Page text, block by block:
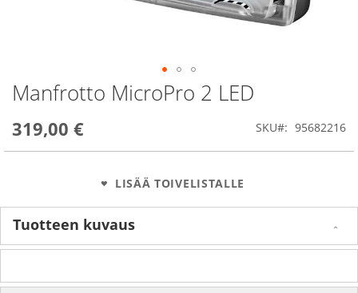
Manfrotto MicroPro 2 LED
319,00 € SKU 95682216
LISÄÄ TOIVELISTALLE
Skip
to
beginning
of
Tuotteen kuvaus